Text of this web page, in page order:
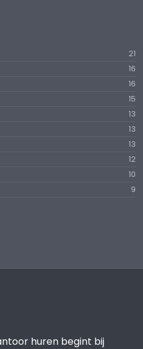
21
16
16
15
13
13
13
12
10
9
huren begint bij